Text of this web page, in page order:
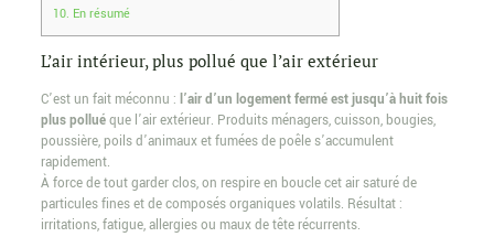
10. En résumé
L’air intérieur, plus pollué que l’air extérieur
C’est un fait méconnu : l’air d’un logement fermé est jusqu’à huit fois
plus polluéque l’air extérieur. Produits ménagers, cuisson, bougies,
poussière, poils d’animaux et fumées de poêle s’accumulent
rapidement.
À force de tout garder clos, on respire en boucle cet air saturé de
particules fines et de composés organiques volatils. Résultat :
irritations, fatigue, allergies ou maux de tête récurrents.